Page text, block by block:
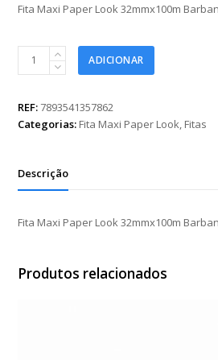
Fita Maxi Paper Look 32mmx100m
Fita
Look
32mmx100m
ADICIONAR
REF:7893541357862
Categorias: Fita Maxi Paper Look, Fitas
Descrição
Fita Maxi Paper Look 32mmx100m
Produtos relacionados